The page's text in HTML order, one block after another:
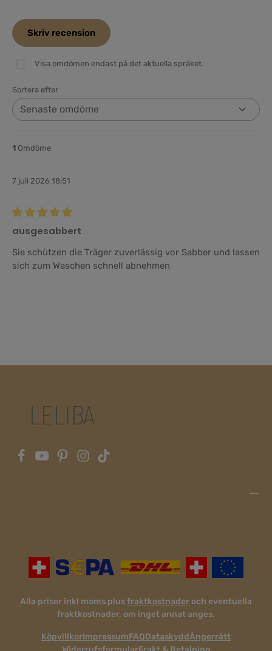
Skriv recension
Visa omdömen endast på det aktuella språket.
Sortera efter
1 Omdöme
7 juli 2026 18:51
Recension med betyg på 5 av 5 stjärnor
ausgesabbert
Sie schützen die Träger zuverlässig vor Sabber und lassen
sich zum Waschen schnell abnehmen
Alla priser inkl moms plusfraktkostnaderoch eventuella
fraktkostnader, om inget annat anges.
KöpvillkorImpressumFAQDataskyddÅngerrätt